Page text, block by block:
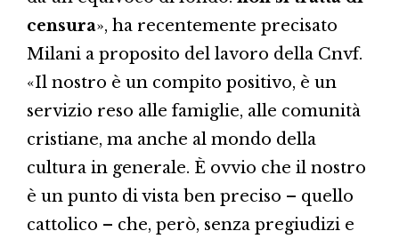
censura», ha recentemente precisato
Milani a proposito del lavoro della Cnvf.
«Il nostro è un compito positivo, è un
servizio reso alle famiglie, alle comunità
cristiane, ma anche al mondo della
cultura in generale. È ovvio che il nostro
è un punto di vista ben preciso – quello
cattolico – che, però, senza pregiudizi e